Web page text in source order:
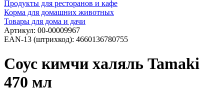
Продукты для ресторанов и кафе
Корма для домашних животных
Товары для дома и дачи
Артикул: 00-00009967
EAN-13 (штрихкод): 4660136780755
Соус кимчи халяль Tamaki
470 мл